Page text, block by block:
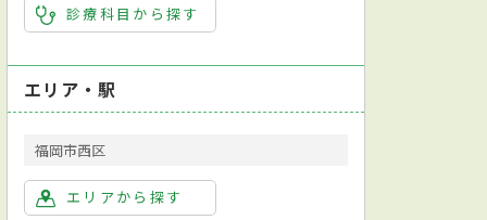
診療科目から探す
エリア・駅
福岡市西区
エリアから探す